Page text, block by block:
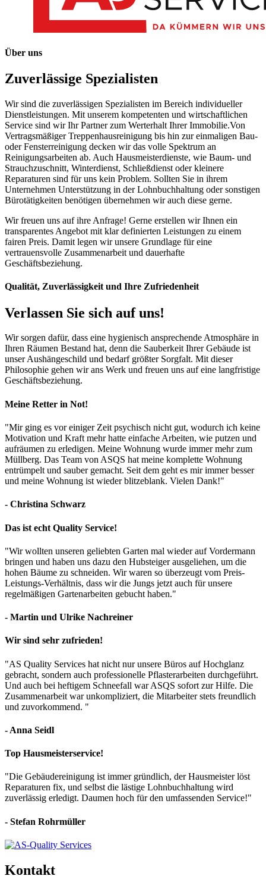
Über uns
Zuverlässige Spezialisten
Wir sind die zuverlässigen Spezialisten im Bereich individueller
Dienstleistungen. Mit unserem kompetenten und wirtschaftlichen
Service sind wir Ihr Partner zum Werterhalt Ihrer Immobilie.Von
Vertragsmäßiger Treppenhausreinigung bis hin zur einmaligen Bau-
oder Fensterreinigung decken wir das volle Spektrum an
Reinigungsarbeiten ab. Auch Hausmeisterdienste, wie Baum- und
Strauchzuschnitt, Winterdienst, Schließdienst oder kleinere
Reparaturen sind für uns kein Problem. Sollten Sie in ihrem
Unternehmen Unterstützung in der Lohnbuchhaltung oder sonstigen
Bürotätigkeiten benötigen übernehmen wir auch diese gerne.
Wir freuen uns auf ihre Anfrage! Gerne erstellen wir Ihnen ein
transparentes Angebot mit klar definierten Leistungen zu einem
fairen Preis. Damit legen wir unsere Grundlage für eine
vertrauensvolle Zusammenarbeit und dauerhafte
Geschäftsbeziehung.
Qualität, Zuverlässigkeit und Ihre Zufriedenheit
Verlassen Sie sich auf uns!
Wir sorgen dafür, dass eine hygienisch ansprechende Atmosphäre in
Ihren Räumen Bestand hat, denn die Sauberkeit Ihrer Gebäude ist
unser Aushängeschild und bedarf größter Sorgfalt. Mit dieser
Philosophie gehen wir ans Werk und freuen uns auf eine langfristige
Geschäftsbeziehung.
Meine Retter in Not!
"Mir ging es vor einiger Zeit psychisch nicht gut, wodurch ich keine
Motivation und Kraft mehr hatte einfache Arbeiten, wie putzen und
aufräumen zu erledigen. Meine Wohnung wurde immer mehr zum
Müllberg. Das Team von ASQS hat meine komplette Wohnung
entrümpelt und sauber gemacht. Seit dem geht es mir immer besser
und meine Wohnung ist wieder blitzeblank. Vielen Dank!"
- Christina Schwarz
Das ist echt Quality Service!
"Wir wollten unseren geliebten Garten mal wieder auf Vordermann
bringen und haben uns dazu den Hubsteiger ausgeliehen, um die
hohen Bäume zu schneiden. Wir waren so überzeugt vom Preis-
Leistungs-Verhältnis, dass wir die Jungs jetzt auch für unsere
regelmäßigen Gartenarbeiten gebucht haben."
- Martin und Ulrike Nachreiner
Wir sind sehr zufrieden!
"AS Quality Services hat nicht nur unsere Büros auf Hochglanz
gebracht, sondern auch professionelle Pflasterarbeiten durchgeführt.
Und auch bei heftigem Schneefall war ASQS sofort zur Hilfe. Die
Zusammenarbeit war unkompliziert, die Mitarbeiter stets freundlich
und zuvorkommend. "
- Anna Seidl
Top Hausmeisterservice!
"Die Gebäudereinigung ist immer gründlich, der Hausmeister löst
Reparaturen fix, und selbst die lästige Lohnbuchhaltung wird
zuverlässig erledigt. Daumen hoch für den umfassenden Service!"
- Stefan Rohrmüller
Kontakt